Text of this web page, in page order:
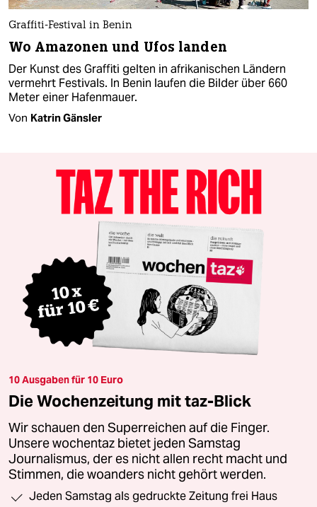
Graffiti-Festival in Benin
Wo Amazonen und Ufos landen
Der Kunst des Graffiti gelten in afrikanischen Ländern
vermehrt Festivals. In Benin laufen die Bilder über 660
Meter einer Hafenmauer.
Von Katrin Gänsler
10 Ausgaben für 10 Euro
Die Wochenzeitung mit taz-Blick
Wir schauen den Superreichen auf die Finger.
Unsere wochentaz bietet jeden Samstag
Journalismus, der es nicht allen recht macht und
Stimmen, die woanders nicht gehört werden.
Jeden Samstag als gedruckte Zeitung frei Haus